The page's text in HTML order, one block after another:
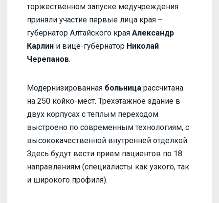
торжественном запуске медучреждения
приняли участие первые лица края –
губернатор Алтайского края Александр
Карлин и вице-губернатор Николай
Черепанов.
Модернизированная больница рассчитана
на 250 койко-мест. Трехэтажное здание в
двух корпусах с теплым переходом
выстроено по современным технологиям, с
высококачественной внутренней отделкой.
Здесь будут вести прием пациентов по 18
направлениям (специалисты как узкого, так
и широкого профиля).